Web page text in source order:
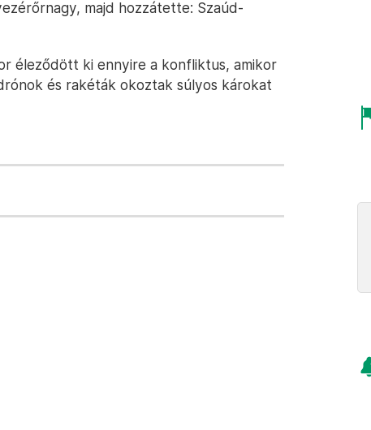
majd hozzátette: Szaúd-
éleződött ki ennyire a konfliktus, amikor
és rakéták okoztak súlyos károkat